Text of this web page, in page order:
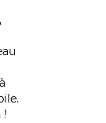
!